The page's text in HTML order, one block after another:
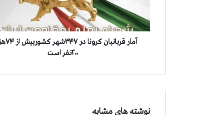
ا
ن
ک
آمار
۲۰۰نفر است
نوشته های مشابه